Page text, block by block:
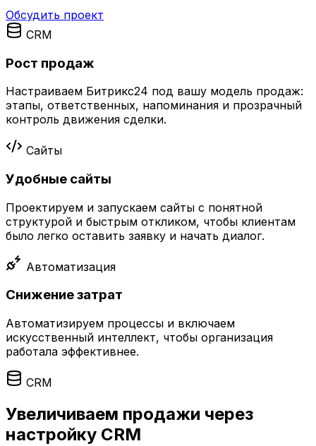
Обсудить проект
CRM
Рост продаж
Настраиваем Битрикс24 под вашу модель продаж:
этапы, ответственных, напоминания и прозрачный
контроль движения сделки.
Сайты
Удобные сайты
Проектируем и запускаем сайты с понятной
структурой и быстрым откликом, чтобы клиентам
было легко оставить заявку и начать диалог.
Автоматизация
Снижение затрат
Автоматизируем процессы и включаем
искусственный интеллект, чтобы организация
работала эффективнее.
CRM
Увеличиваем продажи через
настройку CRM